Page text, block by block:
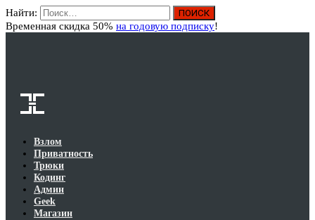
Найти:
Временная скидка 50% на годовую подписку!
Взлом
Приватность
Трюки
Кодинг
Админ
Geek
Магазин